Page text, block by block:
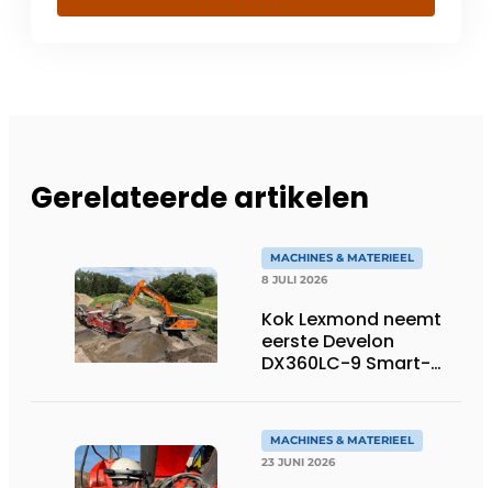
Gerelateerde artikelen
MACHINES & MATERIEEL
8 JULI 2026
Kok Lexmond neemt
eerste Develon
DX360LC-9 Smart-
MACHINES & MATERIEEL
23 JUNI 2026